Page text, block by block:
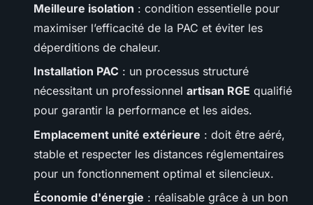
Meilleure isolation : condition essentielle pour
maximiser l’efficacité de la PAC et éviter les
déperditions de chaleur.
Installation PAC : un processus structuré
nécessitant un professionnel artisan RGE qualifié
pour garantir la performance et les aides.
Emplacement unité extérieure : doit être aéré,
stable et respecter les distances réglementaires
pour un fonctionnement optimal et silencieux.
Économie d'énergie : réalisable grâce à un bon